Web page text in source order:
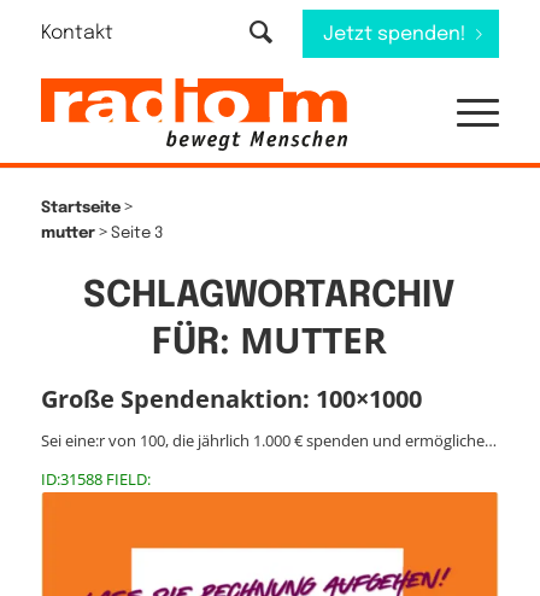
Kontakt Jetzt spenden!
Startseite>
mutter> Seite 3
SCHLAGWORTARCHIV
FÜR: MUTTER
Große Spendenaktion: 100×1000
Sei eine:r von 100, die jährlich 1.000 € spenden und ermögliche…
ID:31588 FIELD: